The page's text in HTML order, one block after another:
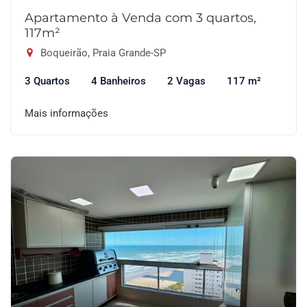
Apartamento à Venda com 3 quartos,
117m²
Boqueirão, Praia Grande-SP
3 Quartos 4 Banheiros 2 Vagas 117 m²
Mais informações